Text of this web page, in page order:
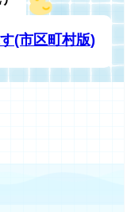
(市区町村版)